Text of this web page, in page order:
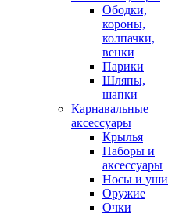
Ободки,
короны,
колпачки,
венки
Парики
Шляпы,
шапки
Карнавальные
аксессуары
Крылья
Наборы и
аксессуары
Носы и уши
Оружие
Очки